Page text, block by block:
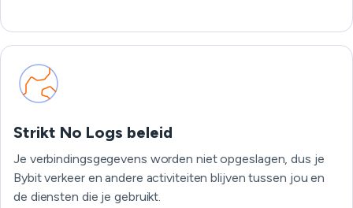
Strikt No Logs beleid
Je verbindingsgegevens worden niet opgeslagen, dus je
Bybit verkeer en andere activiteiten blijven tussen jou en
de diensten die je gebruikt.